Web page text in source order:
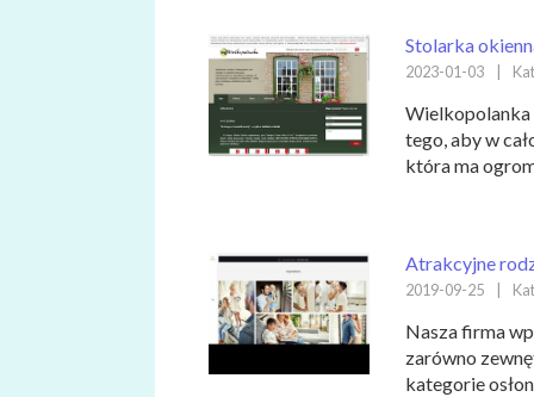
Stolarka
2023-01-03
Wielkopolanka
tego, aby w
która ma
Atrakcyjne
2019-09-25
Nasza firma
zarówno
kategorie